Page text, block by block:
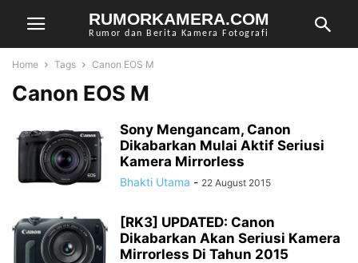
RUMORKAMERA.COM
Rumor dan Berita Kamera Fotografi
Home Tags Canon EOS M
Canon EOS M
Sony Mengancam, Canon
Dikabarkan Mulai Aktif Seriusi
Kamera Mirrorless
Bhakti Utama - 22 August 2015
[RK3] UPDATED: Canon
Dikabarkan Akan Seriusi Kamera
Mirrorless Di Tahun 2015